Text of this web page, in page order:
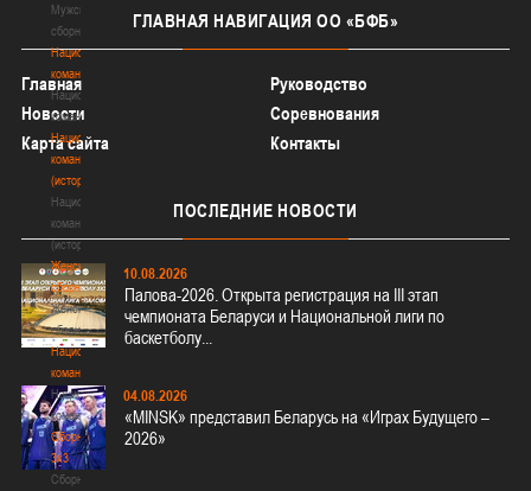
Мужские
сборные
Национальная
команда
Национальная
команда
Национальная
команда
(история)
Национальная
команда
(история)
Женские
сборные
Женские
сборные
Национальная
команда
Национальная
команда
Сборные
3х3
Сборные
ГЛАВНАЯ НАВИГАЦИЯ ОО «БФБ»
Главная
Руководство
Новости
Соревнования
Карта сайта
Контакты
ПОСЛЕДНИЕ НОВОСТИ
10.08.2026
Палова-2026. Открыта регистрация на III этап
чемпионата Беларуси и Национальной лиги по
баскетболу...
04.08.2026
«MINSK» представил Беларусь на «Играх Будущего –
2026»